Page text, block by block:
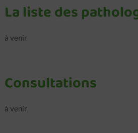
La liste des
à venir
Consultations
à venir